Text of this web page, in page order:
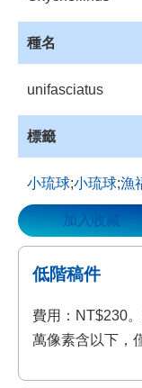
登
入
種名
unifasciatus
標籤
小琉球;小琉球;漁
加入收藏
低階稿件
費用：NT$230
萬像素含以下，